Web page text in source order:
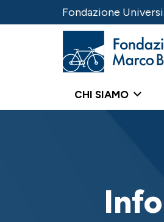
Fondazione
CHI SIAMO